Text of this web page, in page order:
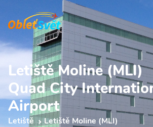
Letiště Moline (MLI)
Quad City
Airport
Letiště Letiště Moline (MLI)